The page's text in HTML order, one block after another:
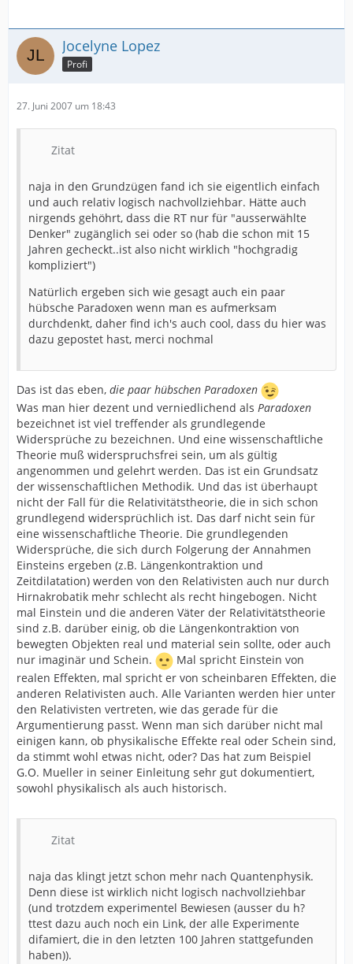
Jocelyne Lopez
Profi
27. Juni 2007 um 18:43
Zitat
naja in den Grundzügen fand ich sie eigentlich einfach
und auch relativ logisch nachvollziehbar. Hätte auch
nirgends gehöhrt, dass die RT nur für "ausserwählte
Denker" zugänglich sei oder so (hab die schon mit 15
Jahren gecheckt..ist also nicht wirklich "hochgradig
kompliziert")
Natürlich ergeben sich wie gesagt auch ein paar
hübsche Paradoxen wenn man es aufmerksam
durchdenkt, daher find ich's auch cool, dass du hier was
dazu gepostet hast, merci nochmal
Das ist das eben, die paar hübschen Paradoxen
Was man hier dezent und verniedlichend als Paradoxen
bezeichnet ist viel treffender als grundlegende
Widersprüche zu bezeichnen. Und eine wissenschaftliche
Theorie muß widerspruchsfrei sein, um als gültig
angenommen und gelehrt werden. Das ist ein Grundsatz
der wissenschaftlichen Methodik. Und das ist überhaupt
nicht der Fall für die Relativitätstheorie, die in sich schon
grundlegend widersprüchlich ist. Das darf nicht sein für
eine wissenschaftliche Theorie. Die grundlegenden
Widersprüche, die sich durch Folgerung der Annahmen
Einsteins ergeben (z.B. Längenkontraktion und
Zeitdilatation) werden von den Relativisten auch nur durch
Hirnakrobatik mehr schlecht als recht hingebogen. Nicht
mal Einstein und die anderen Väter der Relativitätstheorie
sind z.B. darüber einig, ob die Längenkontraktion von
bewegten Objekten real und material sein sollte, oder auch
nur imaginär und Schein.
Mal spricht Einstein von
realen Effekten, mal spricht er von scheinbaren Effekten, die
anderen Relativisten auch. Alle Varianten werden hier unter
den Relativisten vertreten, wie das gerade für die
Argumentierung passt. Wenn man sich darüber nicht mal
einigen kann, ob physikalische Effekte real oder Schein sind,
da stimmt wohl etwas nicht, oder? Das hat zum Beispiel
G.O. Mueller in seiner Einleitung sehr gut dokumentiert,
sowohl physikalisch als auch historisch.
Zitat
naja das klingt jetzt schon mehr nach Quantenphysik.
Denn diese ist wirklich nicht logisch nachvollziehbar
(und trotzdem experimentel Bewiesen (ausser du h?
ttest dazu auch noch ein Link, der alle Experimente
difamiert, die in den letzten 100 Jahren stattgefunden
haben)).